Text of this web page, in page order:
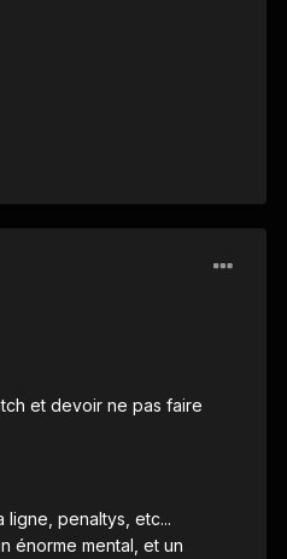
et devoir ne pas faire
penaltys, etc...
énorme mental, et un